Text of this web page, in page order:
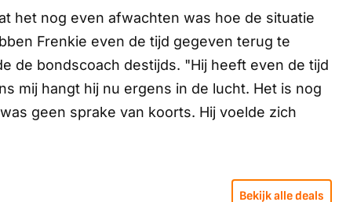
het nog even afwachten was hoe de situatie
Frenkie even de tijd gegeven terug te
de bondscoach destijds. "Hij heeft even de tijd
mij hangt hij nu ergens in de lucht. Het is nog
geen sprake van koorts. Hij voelde zich
Bekijk alle deals